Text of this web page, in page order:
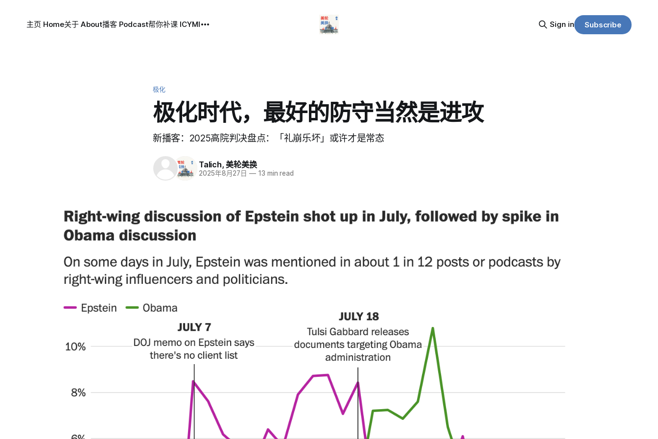
主页 Home关于 About播客 Podcast帮你补课 ICYMI Sign in Subscribe
极化
极化时代，最好的防守当然是进攻
新播客：2025高院判决盘点：「礼崩乐坏」或许才是常态
Talich,美轮美换
2025年8月27日 — 13 min read